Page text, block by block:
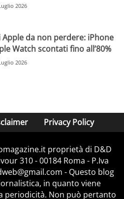
2026
Apple da non perdere: iPhone
Watch scontati fino all’80%
2026
Privacy Policy
proprietà di D&D
310 - 00184 Roma - P.Iva
- Questo blog
in quanto viene
periodicità. Non può pertanto